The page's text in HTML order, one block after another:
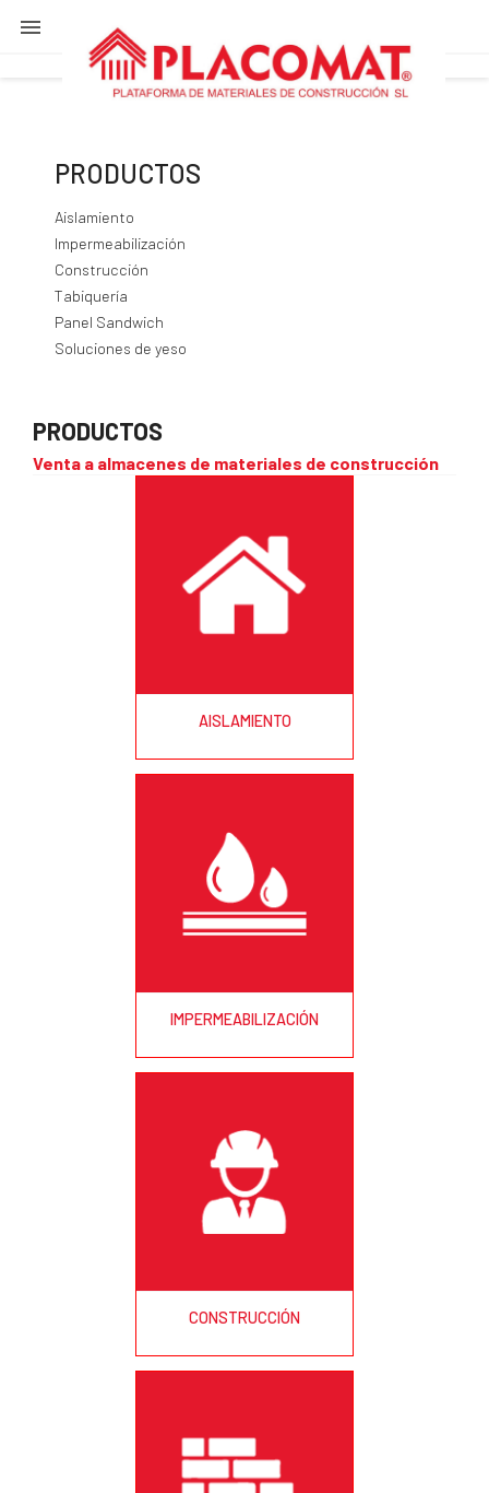

PRODUCTOS
Aislamiento
Impermeabilización
Construcción
Tabiquería
Panel Sandwich
Soluciones de yeso
PRODUCTOS
Venta a almacenes de materiales de construcción
AISLAMIENTO
IMPERMEABILIZACIÓN
CONSTRUCCIÓN